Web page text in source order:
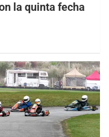
la quinta fecha